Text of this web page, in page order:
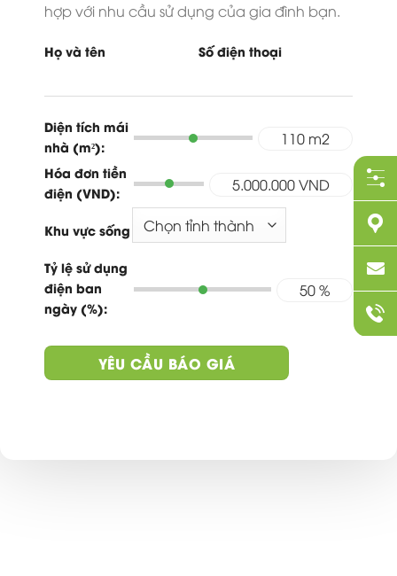
hợp với nhu cầu sử dụng của gia đình bạn.
Họ và tên Số điện thoại
Diện tích mái
nhà (m²):
110 m2
Hóa đơn tiền
điện (VND):
5.000.000VND
Khu vực sống
Tỷ lệ sử dụng
điện ban
ngày (%):
50%